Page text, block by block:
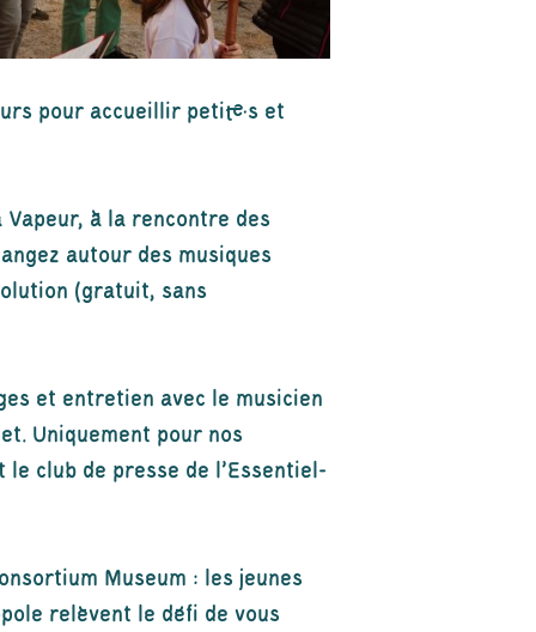
pour accueillir petit·e·s et
à la rencontre des
autour des musiques
(gratuit, sans
et entretien avec le musicien
Uniquement pour nos
club de presse de l’Essentiel-
Museum : les jeunes
relèvent le défi de vous